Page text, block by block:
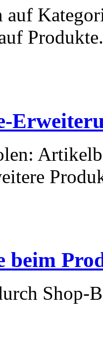
auf
beim
Shop-